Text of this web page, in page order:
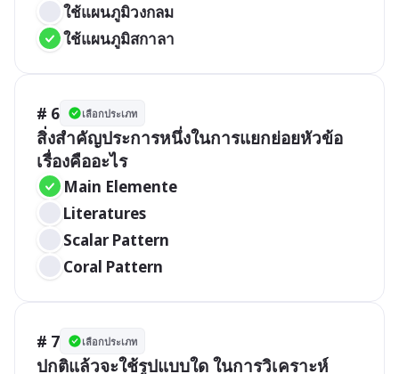
ใช้แผนภูมิวงกลม
ใช้แผนภูมิสกาลา
# 6 เลือกประเภท
สิ่งสำคัญประการหนึ่งในการแยกย่อยหัวข้อ
เรื่องคืออะไร
Main Elemente
Literatures
Scalar Pattern
Coral Pattern
# 7 เลือกประเภท
ปกติแล้วจะใช้รูปแบบใด ในการวิเคราะห์